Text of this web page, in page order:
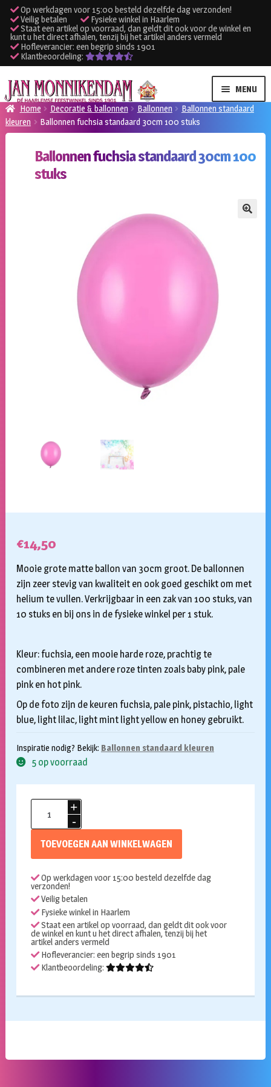
Op werkdagen voor 15:00 besteld dezelfde dag verzonden!
Veilig betalen
Fysieke winkel in Haarlem
Staat een artikel op voorraad, dan geldt dit ook voor de winkel en
kunt u het direct afhalen, tenzij bij het artikel anders vermeld
Hofleverancier: een begrip sinds 1901
Klantbeoordeling:
Ga
door
naar
navigatie
Ga
naar
de
inhoud
MENU
Verhuur kleding
Verhuur apparatuur
Home Decoratie & ballonnen Ballonnen
Ballonnen standaard
kleuren
Ballonnen fuchsia standaard 30cm 100 stuks
Ballonnen fuchsia standaard 30cm 100
stuks
€14,50
Mooie grote matte ballon van 30cm groot. De ballonnen
zijn zeer stevig van kwaliteit en ook goed geschikt om met
helium te vullen. Verkrijgbaar in een zak van 100 stuks, van
10 stuks en bij ons in de fysieke winkel per 1 stuk.
Kleur: fuchsia, een mooie harde roze, prachtig te
combineren met andere roze tinten zoals baby pink, pale
pink en hot pink.
Op de foto zijn de keuren fuchsia, pale pink, pistachio, light
blue, light lilac, light mint light yellow en honey gebruikt.
Inspiratie nodig? Bekijk: Ballonnen standaard kleuren
5 op voorraad
Ballonnen
fuchsia
stuks
aantal
TOEVOEGEN AAN WINKELWAGEN
Op werkdagen voor 15:00 besteld dezelfde dag
verzonden!
Veilig betalen
Fysieke winkel in Haarlem
Staat een artikel op voorraad, dan geldt dit ook voor
de winkel en kunt u het direct afhalen, tenzij bij het
artikel anders vermeld
Hofleverancier: een begrip sinds 1901
Klantbeoordeling: